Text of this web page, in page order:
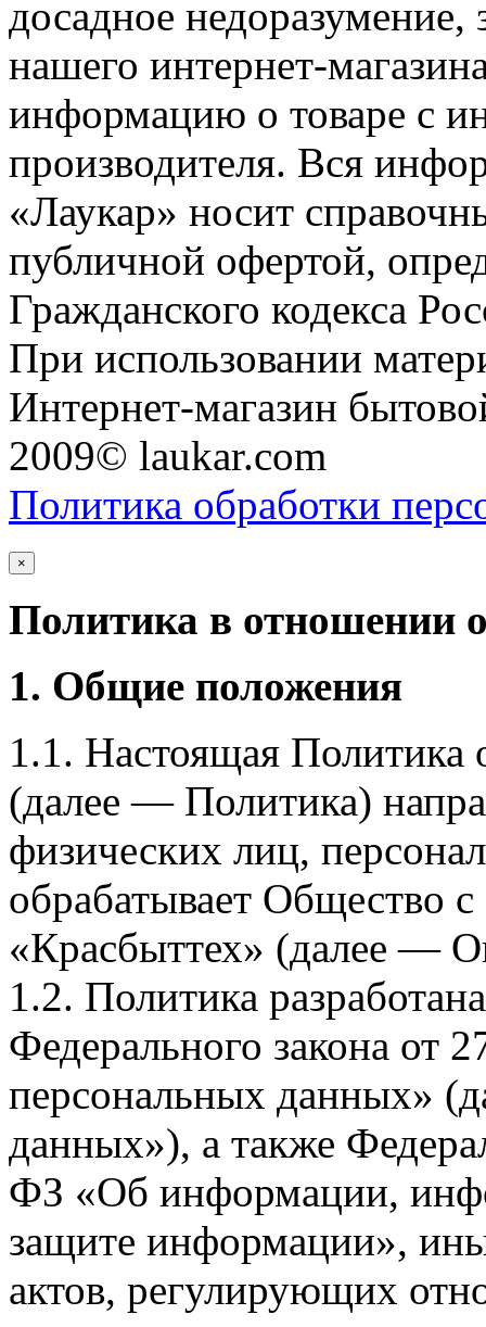
досадное недоразумение,
нашего интернет-
информацию о товаре с
производителя. Вся
«Лаукар» носит
публичной офертой,
Гражданского кодекса
При использовании
Интернет-магазин
2009© laukar.com
Политика обработки
×
Политика в отношении
1. Общие положения
1.1. Настоящая Политика
(далее — Политика)
физических лиц,
обрабатывает Общество
«Красбыттех» (далее —
1.2. Политика
Федерального закона
персональных данных»
данных»), а также
ФЗ «Об информации,
защите информации»,
актов, регулирующих